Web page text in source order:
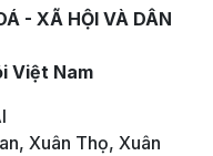
- XÃ HỘI VÀ DÂN
Việt Nam
Xuân Thọ, Xuân